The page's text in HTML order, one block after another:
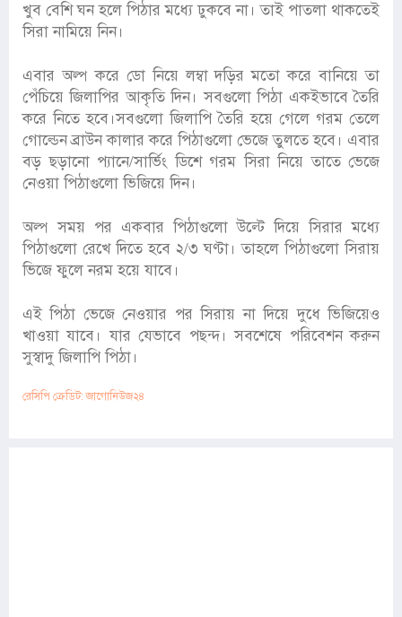
খুব বেশি ঘন হলে পিঠার মধ্যে ঢুকবে না। তাই পাতলা থাকতেই
সিরা নামিয়ে নিন।
এবার অল্প করে ডো নিয়ে লম্বা দড়ির মতো করে বানিয়ে তা
পেঁচিয়ে জিলাপির আকৃতি দিন। সবগুলো পিঠা একইভাবে তৈরি
করে নিতে হবে।সবগুলো জিলাপি তৈরি হয়ে গেলে গরম তেলে
গোল্ডেন ব্রাউন কালার করে পিঠাগুলো ভেজে তুলতে হবে। এবার
বড় ছড়ানো প্যানে/সার্ভিং ডিশে গরম সিরা নিয়ে তাতে ভেজে
নেওয়া পিঠাগুলো ভিজিয়ে দিন।
অল্প সময় পর একবার পিঠাগুলো উল্টে দিয়ে সিরার মধ্যে
পিঠাগুলো রেখে দিতে হবে ২/৩ ঘণ্টা। তাহলে পিঠাগুলো সিরায়
ভিজে ফুলে নরম হয়ে যাবে।
এই পিঠা ভেজে নেওয়ার পর সিরায় না দিয়ে দুধে ভিজিয়েও
খাওয়া যাবে। যার যেভাবে পছন্দ। সবশেষে পরিবেশন করুন
সুস্বাদু জিলাপি পিঠা।
রেসিপি ক্রেডিট: জাগোনিউজ২৪